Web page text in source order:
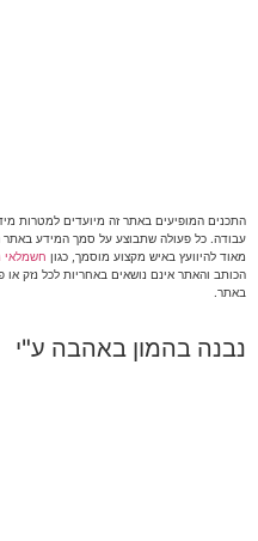
התכנים המופיעים באתר זה מיועדים למטרות
עבודה. כל פעולה שתבוצע על סמך המידע
מאוד להיוועץ באיש מקצוע מוסמך, כגון חשמלאי
הכותב והאתר אינם נושאים באחריות לכל נזק
באתר.
נבנה בהמון באהבה ע"י